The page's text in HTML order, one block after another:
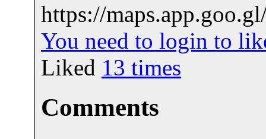
https://
You need to login to
Liked 13 times
Comments